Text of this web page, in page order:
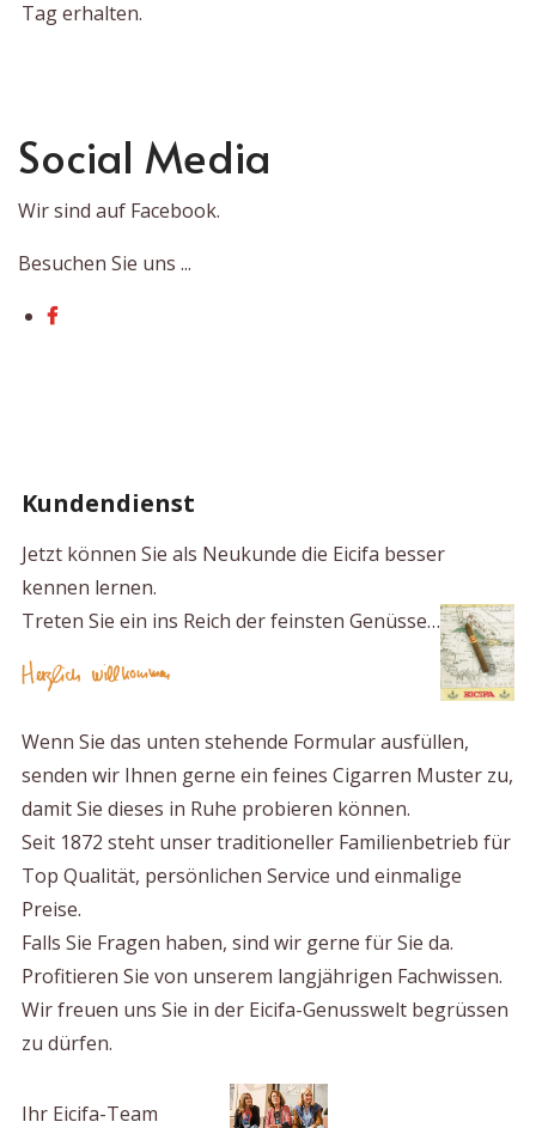
Tag erhalten.
Social Media
Wir sind auf Facebook.
Besuchen Sie uns ...
Kundendienst
Jetzt können Sie als Neukunde die Eicifa besser
kennen lernen.
Treten Sie ein ins Reich der feinsten Genüsse…
Wenn Sie das unten stehende Formular ausfüllen,
senden wir Ihnen gerne ein feines Cigarren Muster zu,
damit Sie dieses in Ruhe probieren können.
Seit 1872 steht unser traditioneller Familienbetrieb für
Top Qualität, persönlichen Service und einmalige
Preise.
Falls Sie Fragen haben, sind wir gerne für Sie da.
Profitieren Sie von unserem langjährigen Fachwissen.
Wir freuen uns Sie in der Eicifa-Genusswelt begrüssen
zu dürfen.
Ihr Eicifa-Team